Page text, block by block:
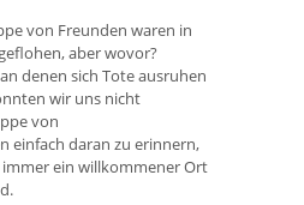
von Freunden waren in
aber wovor?
denen sich Tote ausruhen
wir uns nicht
von
einfach daran zu erinnern,
ein willkommener Ort